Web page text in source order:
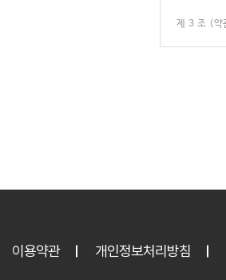
이용약관 개인정보처리방침